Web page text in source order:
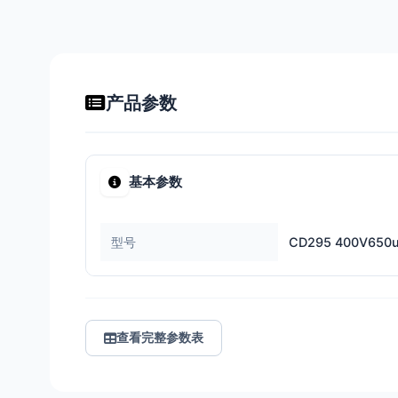
产品参数
基本参数
型号 CD295
查看完整参数表